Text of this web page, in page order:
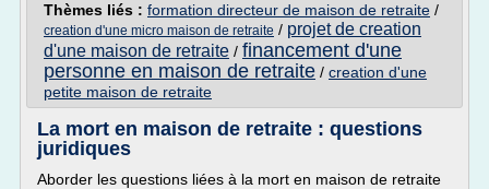
Thèmes liés : formation directeur de maison de retraite /
creation d'une micro maison de retraite / projet de creation
d'une maison de retraite / financement d'une
personne en maison de retraite / creation d'une
petite maison de retraite
La mort en maison de retraite : questions
juridiques
Aborder les questions liées à la mort en maison de retraite